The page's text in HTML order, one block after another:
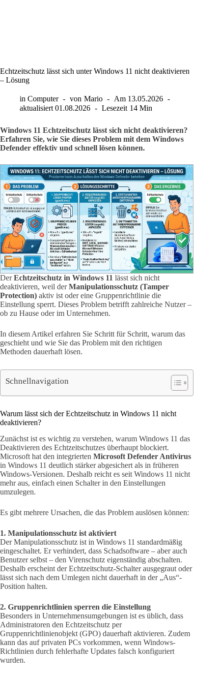
Echtzeitschutz lässt sich unter Windows 11 nicht deaktivieren
– Lösung
in Computer von Mario Am 13.05.2026
aktualisiert 01.08.2026 Lesezeit 14 Min
Windows 11 Echtzeitschutz lässt sich nicht deaktivieren?
Erfahren Sie, wie Sie dieses Problem mit dem Windows
Defender effektiv und schnell lösen können.
DerEchtzeitschutz in Windows 11 lässt sich nicht
deaktivieren, weil derManipulationsschutz (Tamper
Protection) aktiv ist oder eine Gruppenrichtlinie die
Einstellung sperrt. Dieses Problem betrifft zahlreiche Nutzer –
ob zu Hause oder im Unternehmen.
In diesem Artikel erfahren Sie Schritt für Schritt, warum das
geschieht und wie Sie das Problem mit den richtigen
Methoden dauerhaft lösen.
Schnellnavigation
Warum lässt sich der Echtzeitschutz in Windows 11 nicht
deaktivieren?
Zunächst ist es wichtig zu verstehen, warum Windows 11 das
Deaktivieren des Echtzeitschutzes überhaupt blockiert.
Microsoft hat den integrierten Microsoft Defender Antivirus
in Windows 11 deutlich stärker abgesichert als in früheren
Windows-Versionen. Deshalb reicht es seit Windows 11 nicht
mehr aus, einfach einen Schalter in den Einstellungen
umzulegen.
Es gibt mehrere Ursachen, die das Problem auslösen können:
1. Manipulationsschutz ist aktiviert
Der Manipulationsschutz ist in Windows 11 standardmäßig
eingeschaltet. Er verhindert, dass Schadsoftware – aber auch
Benutzer selbst – den Virenschutz eigenständig abschalten.
Deshalb erscheint der Echtzeitschutz-Schalter ausgegraut oder
lässt sich nach dem Umlegen nicht dauerhaft in der „Aus“-
Position halten.
2. Gruppenrichtlinien sperren die Einstellung
Besonders in Unternehmensumgebungen ist es üblich, dass
Administratoren den Echtzeitschutz per
Gruppenrichtlinienobjekt (GPO) dauerhaft aktivieren. Zudem
kann das auf privaten PCs vorkommen, wenn Windows-
Richtlinien durch fehlerhafte Updates falsch konfiguriert
wurden.